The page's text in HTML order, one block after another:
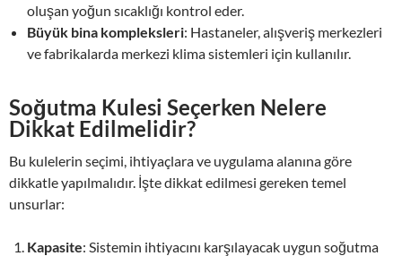
oluşan yoğun sıcaklığı kontrol eder.
Büyük bina kompleksleri: Hastaneler, alışveriş merkezleri
ve fabrikalarda merkezi klima sistemleri için kullanılır.
Soğutma Kulesi Seçerken Nelere
Dikkat Edilmelidir?
Bu kulelerin seçimi, ihtiyaçlara ve uygulama alanına göre
dikkatle yapılmalıdır. İşte dikkat edilmesi gereken temel
unsurlar:
Kapasite: Sistemin ihtiyacını karşılayacak uygun soğutma